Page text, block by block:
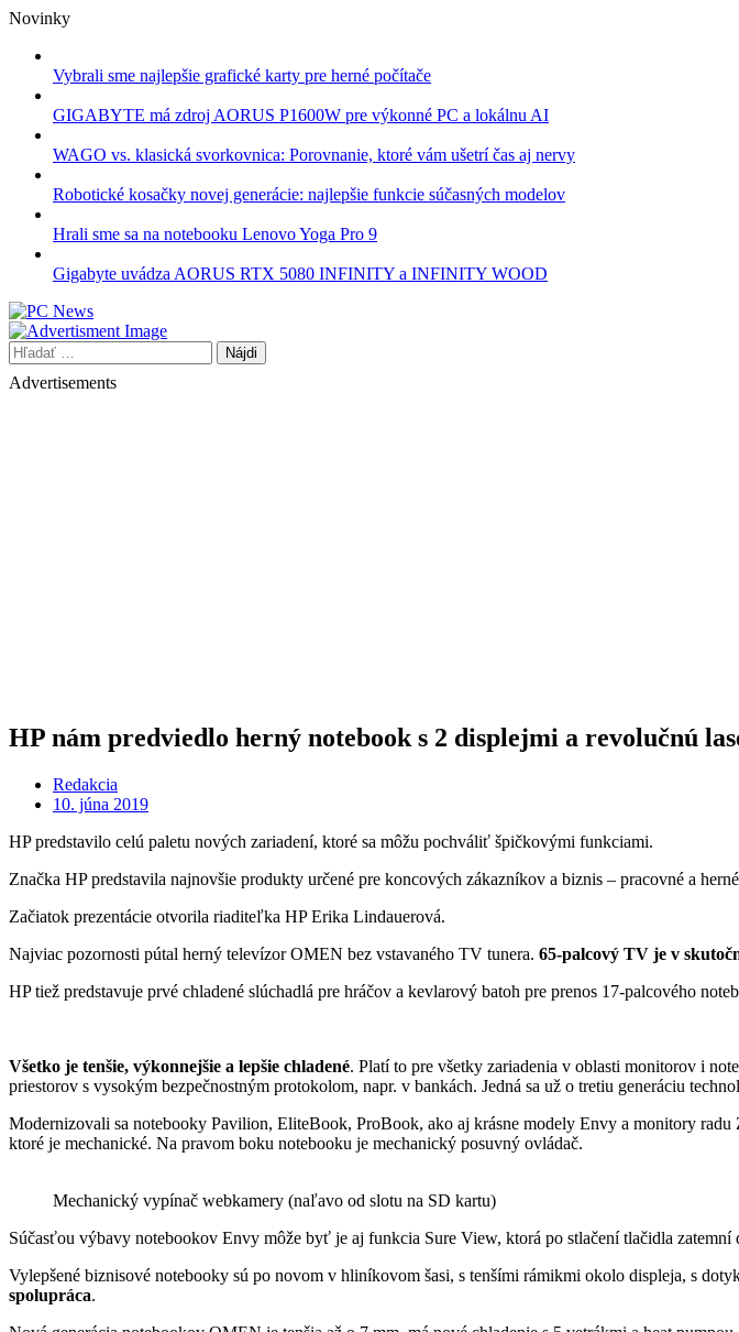
Skip
content
Novinky
Vybrali sme najlepšie grafické karty pre herné počítače
GIGABYTE má zdroj AORUS P1600W pre výkonné PC a lokálnu AI
WAGO vs. klasická svorkovnica: Porovnanie, ktoré vám ušetrí čas aj nervy
Robotické kosačky novej generácie: najlepšie funkcie súčasných modelov
Hrali sme sa na notebooku Lenovo Yoga Pro 9
Gigabyte uvádza AORUS RTX 5080 INFINITY a INFINITY WOOD
Hľadať:
Advertisements
HP nám predviedlo herný notebook s 2 displejmi a revolučnú
Redakcia
10. júna 2019
HP predstavilo celú paletu nových zariadení, ktoré sa môžu pochváliť špičkovými funkciami.
Značka HP predstavila najnovšie produkty určené pre koncových zákazníkov a biznis – pracovné a
Začiatok prezentácie otvorila riaditeľka HP Erika Lindauerová.
Najviac pozornosti pútal herný televízor OMEN bez vstavaného TV tunera. 65-palcový TV je v
HP tiež predstavuje prvé chladené slúchadlá pre hráčov a kevlarový batoh pre prenos 17-palcového
Všetko je tenšie, výkonnejšie a lepšie chladené. Platí to pre všetky zariadenia v oblasti monitorov i
priestorov s vysokým bezpečnostným protokolom, napr. v bankách. Jedná sa už o tretiu generáciu
Modernizovali sa notebooky Pavilion, EliteBook, ProBook, ako aj krásne modely Envy a monitory
ktoré je mechanické. Na pravom boku notebooku je mechanický posuvný ovládač.
Mechanický vypínač webkamery (naľavo od slotu na SD kartu)
Súčasťou výbavy notebookov Envy môže byť je aj funkcia Sure View, ktorá po stlačení tlačidla
Vylepšené biznisové notebooky sú po novom v hliníkovom šasi, s tenšími rámikmi okolo displeja, s
spolupráca.